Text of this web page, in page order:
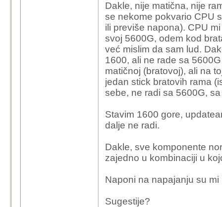
Dakle, nije matična, nije
se nekome pokvario CPU
ili previše napona). CPU
svoj 5600G, odem kod
već mislim da sam lud.
1600, ali ne rade sa
matičnoj (bratovoj), ali na
jedan stick bratovih rama
sebe, ne radi sa 5600G,
Stavim 1600 gore,
dalje ne radi.
Dakle, sve komponente
zajedno u kombinaciji u
Naponi na napajanju su
Sugestije?